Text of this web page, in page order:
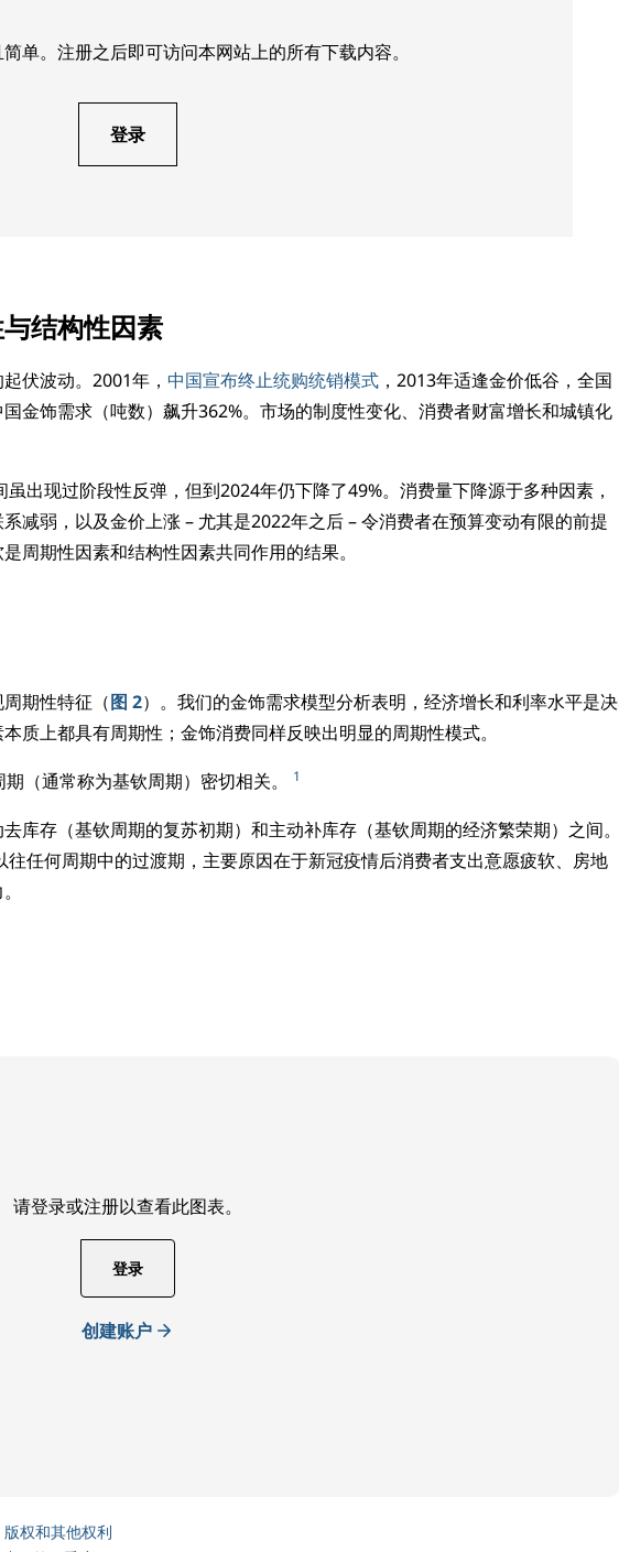
单。注册之后即可访问本网站上的所有下载内容。
登录
结构性因素
伏波动。2001年， 中国宣布终止统购统销模式 ，2013年适逢金价低谷，全国
金饰需求（吨数）飙升362%。市场的制度性变化、消费者财富增长和城镇化
出现过阶段性反弹，但到2024年仍下降了49%。消费量下降源于多种因素，
减弱，以及金价上涨 – 尤其是2022年之后 – 令消费者在预算变动有限的前提
周期性因素和结构性因素共同作用的结果。
期性特征（图 2）。我们的金饰需求模型分析表明，经济增长和利率水平是决
质上都具有周期性；金饰消费同样反映出明显的周期性模式。
（通常称为基钦周期）密切相关。
1
库存（基钦周期的复苏初期）和主动补库存（基钦周期的经济繁荣期）之间。
任何周期中的过渡期，主要原因在于新冠疫情后消费者支出意愿疲软、房地
请登录或注册以查看此图表。
登录
创建账户
版权和其他权利